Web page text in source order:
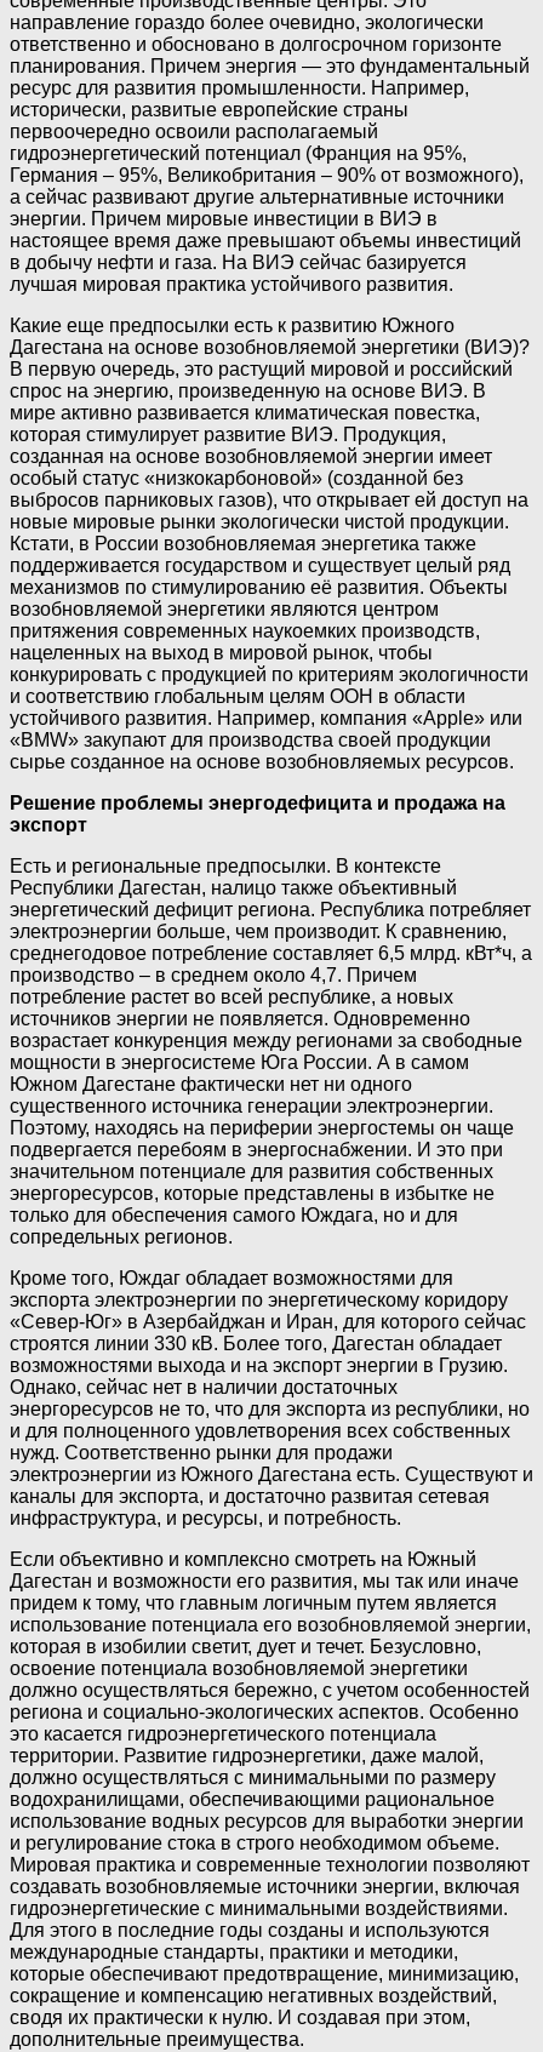
направление гораздо более очевидно, экологически
ответственно и обосновано в долгосрочном горизонте
планирования. Причем энергия — это фундаментальный
ресурс для развития промышленности. Например,
исторически, развитые европейские страны
первоочередно освоили располагаемый
гидроэнергетический потенциал (Франция на 95%,
Германия – 95%, Великобритания – 90% от возможного),
а сейчас развивают другие альтернативные источники
энергии. Причем мировые инвестиции в ВИЭ в
настоящее время даже превышают объемы инвестиций
в добычу нефти и газа. На ВИЭ сейчас базируется
лучшая мировая практика устойчивого развития.
Какие еще предпосылки есть к развитию Южного
Дагестана на основе возобновляемой энергетики (ВИЭ)?
В первую очередь, это растущий мировой и российский
спрос на энергию, произведенную на основе ВИЭ. В
мире активно развивается климатическая повестка,
которая стимулирует развитие ВИЭ. Продукция,
созданная на основе возобновляемой энергии имеет
особый статус «низкокарбоновой» (созданной без
выбросов парниковых газов), что открывает ей доступ на
новые мировые рынки экологически чистой продукции.
Кстати, в России возобновляемая энергетика также
поддерживается государством и существует целый ряд
механизмов по стимулированию её развития. Объекты
возобновляемой энергетики являются центром
притяжения современных наукоемких производств,
нацеленных на выход в мировой рынок, чтобы
конкурировать с продукцией по критериям экологичности
и соответствию глобальным целям ООН в области
устойчивого развития. Например, компания «Apple» или
«BMW» закупают для производства своей продукции
сырье созданное на основе возобновляемых ресурсов.
Решение проблемы энергодефицита и продажа на
экспорт
Есть и региональные предпосылки. В контексте
Республики Дагестан, налицо также объективный
энергетический дефицит региона. Республика потребляет
электроэнергии больше, чем производит. К сравнению,
среднегодовое потребление составляет 6,5 млрд. кВт*ч, а
производство – в среднем около 4,7. Причем
потребление растет во всей республике, а новых
источников энергии не появляется. Одновременно
возрастает конкуренция между регионами за свободные
мощности в энергосистеме Юга России. А в самом
Южном Дагестане фактически нет ни одного
существенного источника генерации электроэнергии.
Поэтому, находясь на периферии энергостемы он чаще
подвергается перебоям в энергоснабжении. И это при
значительном потенциале для развития собственных
энергоресурсов, которые представлены в избытке не
только для обеспечения самого Юждага, но и для
сопредельных регионов.
Кроме того, Юждаг обладает возможностями для
экспорта электроэнергии по энергетическому коридору
«Север-Юг» в Азербайджан и Иран, для которого сейчас
строятся линии 330 кВ. Более того, Дагестан обладает
возможностями выхода и на экспорт энергии в Грузию.
Однако, сейчас нет в наличии достаточных
энергоресурсов не то, что для экспорта из республики, но
и для полноценного удовлетворения всех собственных
нужд. Соответственно рынки для продажи
электроэнергии из Южного Дагестана есть. Существуют и
каналы для экспорта, и достаточно развитая сетевая
инфраструктура, и ресурсы, и потребность.
Если объективно и комплексно смотреть на Южный
Дагестан и возможности его развития, мы так или иначе
придем к тому, что главным логичным путем является
использование потенциала его возобновляемой энергии,
которая в изобилии светит, дует и течет. Безусловно,
освоение потенциала возобновляемой энергетики
должно осуществляться бережно, с учетом особенностей
региона и социально-экологических аспектов. Особенно
это касается гидроэнергетического потенциала
территории. Развитие гидроэнергетики, даже малой,
должно осуществляться с минимальными по размеру
водохранилищами, обеспечивающими рациональное
использование водных ресурсов для выработки энергии
и регулирование стока в строго необходимом объеме.
Мировая практика и современные технологии позволяют
создавать возобновляемые источники энергии, включая
гидроэнергетические с минимальными воздействиями.
Для этого в последние годы созданы и используются
международные стандарты, практики и методики,
которые обеспечивают предотвращение, минимизацию,
сокращение и компенсацию негативных воздействий,
сводя их практически к нулю. И создавая при этом,
дополнительные преимущества.